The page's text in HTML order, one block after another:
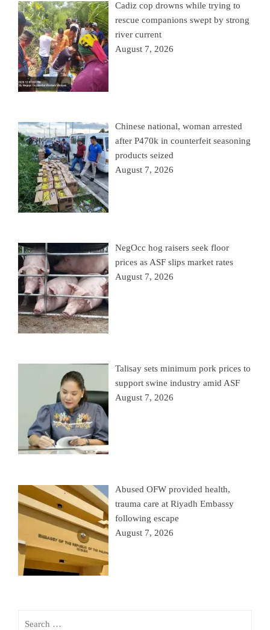
Cadiz cop drowns while trying to
rescue companions swept by strong
river current
August 7, 2026
Chinese national, woman arrested
after P470k in counterfeit seasoning
products seized
August 7, 2026
NegOcc hog raisers seek floor
prices as ASF slips market rates
August 7, 2026
Talisay sets minimum pork prices to
support swine industry amid ASF
August 7, 2026
Abused OFW provided health,
trauma care at Riyadh Embassy
following escape
August 7, 2026